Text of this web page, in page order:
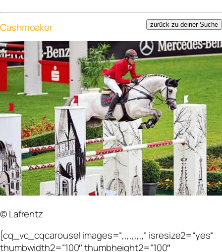
zurück zu deiner Suche
Cashmoaker
© Lafrentz
[cq_vc_cqcarousel images=“,,,,,,,,,“ isresize2=“yes“
thumbwidth2=“100″ thumbheight2=“100″